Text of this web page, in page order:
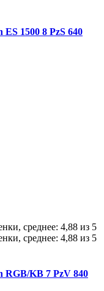
1500 8 PzS 640
RGB/KB 7 PzV 840